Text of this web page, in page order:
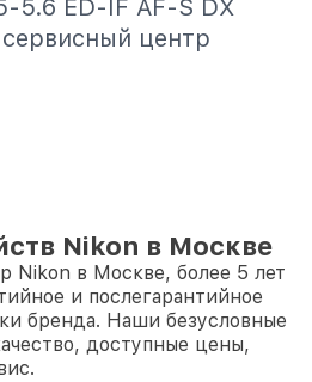
5.6 ED-IF AF-S DX
центр
Nikon в Москве
Nikon в Москве, более 5 лет
и послегарантийное
бренда. Наши безусловные
доступные цены,